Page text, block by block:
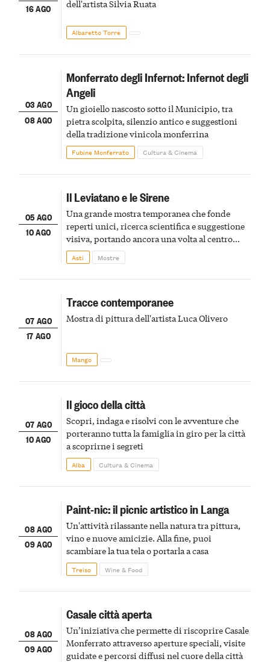
16 AGO dell'artista Silvia Ruata
Albaretto Torre
03 AGO
08 AGO
Monferrato degli Infernot: Infernot degli
Angeli
Un gioiello nascosto sotto il Municipio, tra
pietra scolpita, silenzio antico e suggestioni
della tradizione vinicola monferrina
Fubine Monferrato Cultura & Cinema
05 AGO
10 AGO
Il Leviatano e le Sirene
Una grande mostra temporanea che fonde
reperti unici, ricerca scientifica e suggestione
visiva, portando ancora una volta al centro
della scena le meraviglie del passato astigiano
Asti Mostre
07 AGO
17 AGO
Tracce contemporanee
Mostra di pittura dell'artista Luca Olivero
Mango
07 AGO
10 AGO
Il gioco della città
Scopri, indaga e risolvi con le avventure che
porteranno tutta la famiglia in giro per la città
a scoprirne i segreti
Alba Cultura & Cinema
08 AGO
09 AGO
Paint-nic: il picnic artistico in Langa
Un'attività rilassante nella natura tra pittura,
vino e nuove amicizie. Alla fine, puoi
scambiare la tua tela o portarla a casa
Treiso Wine & Food
08 AGO
09 AGO
Casale città aperta
Un’iniziativa che permette di riscoprire Casale
Monferrato attraverso aperture speciali, visite
guidate e percorsi diffusi nel cuore della città